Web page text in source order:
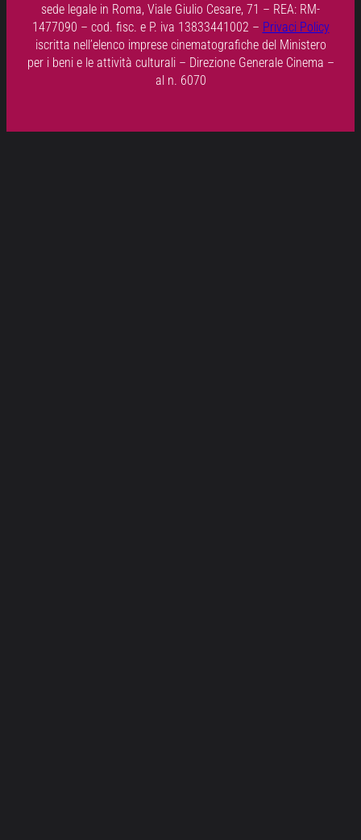
sede legale in Roma, Viale Giulio Cesare, 71 – REA: RM-
1477090 – cod. fisc. e P. iva 13833441002 – Privaci Policy
iscritta nell’elenco imprese cinematografiche del Ministero
per i beni e le attività culturali – Direzione Generale Cinema –
al n. 6070